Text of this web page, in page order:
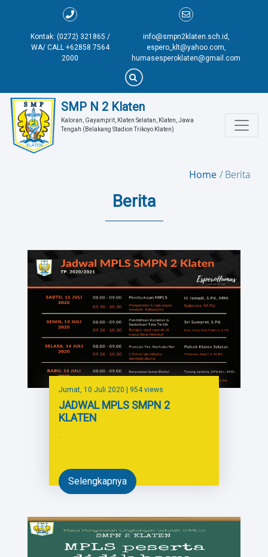
Kontak: (0272) 321865 /
WA/ CALL +62858 7564
2000
info@smpn2klaten.sch.id,
espero_klt@yahoo.com,
humasesperoklaten@gmail.com
SMP N 2 Klaten
Kaloran, Gayamprit, Klaten Selatan, Klaten, Jawa
Tengah (Belakang Stadion Trikoyo Klaten)
Home Berita
Berita
Jumat, 10 Juli 2020 | 954 views
JADWAL MPLS SMPN 2
KLATEN
Selengkapnya